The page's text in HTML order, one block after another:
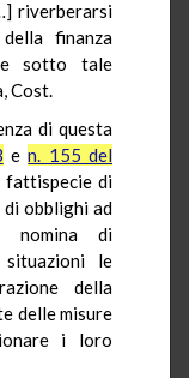
riverberarsi
finanza
sotto tale
Cost.
di questa
en. 155 del
fattispecie di
di obblighi ad
nomina di
le
della
delle misure
i loro